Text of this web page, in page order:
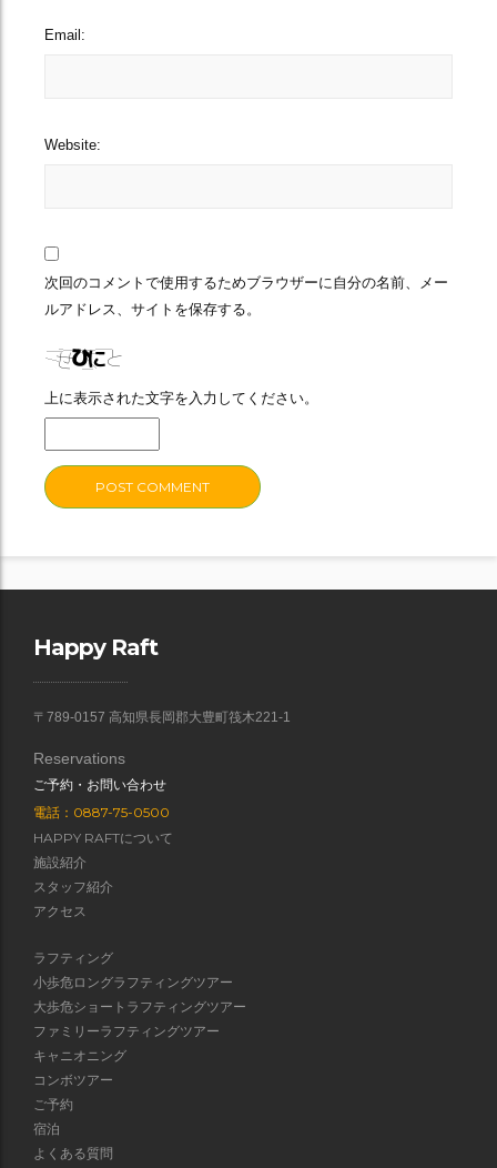
Email:
Website:
次回のコメントで使用するためブラウザーに自分の名前、メー
ルアドレス、サイトを保存する。
上に表示された文字を入力してください。
Happy Raft
〒789-0157 高知県長岡郡大豊町筏木221-1
Reservations
ご予約・お問い合わせ
電話：0887-75-0500
HAPPY RAFTについて
施設紹介
スタッフ紹介
アクセス
ラフティング
小歩危ロングラフティングツアー
大歩危ショートラフティングツアー
ファミリーラフティングツアー
キャニオニング
コンボツアー
ご予約
宿泊
よくある質問